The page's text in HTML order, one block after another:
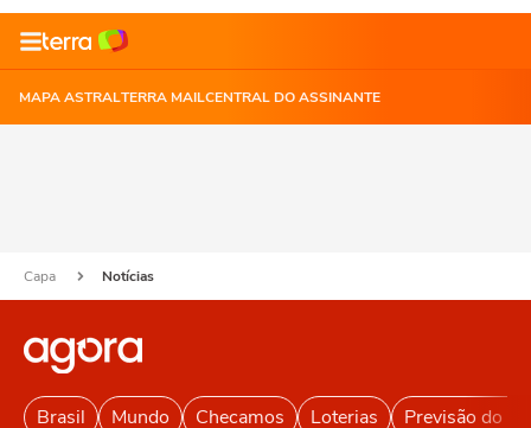
MAPA ASTRALTERRA MAILCENTRAL DO ASSINANTE
Capa Notícias
Brasil Mundo Checamos Loterias Previsão do